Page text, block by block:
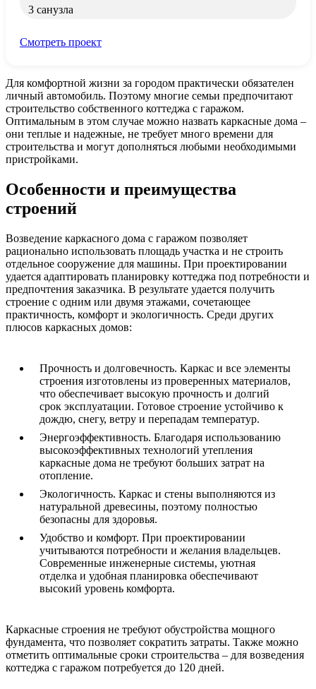
3 санузла
Смотреть проект
Для комфортной жизни за городом практически обязателен
личный автомобиль. Поэтому многие семьи предпочитают
строительство собственного коттеджа с гаражом.
Оптимальным в этом случае можно назвать каркасные дома –
они теплые и надежные, не требует много времени для
строительства и могут дополняться любыми необходимыми
пристройками.
Особенности и преимущества
строений
Возведение каркасного дома с гаражом позволяет
рационально использовать площадь участка и не строить
отдельное сооружение для машины. При проектировании
удается адаптировать планировку коттеджа под потребности и
предпочтения заказчика. В результате удается получить
строение с одним или двумя этажами, сочетающее
практичность, комфорт и экологичность. Среди других
плюсов каркасных домов:
Прочность и долговечность. Каркас и все элементы
строения изготовлены из проверенных материалов,
что обеспечивает высокую прочность и долгий
срок эксплуатации. Готовое строение устойчиво к
дождю, снегу, ветру и перепадам температур.
Энергоэффективность. Благодаря использованию
высокоэффективных технологий утепления
каркасные дома не требуют больших затрат на
отопление.
Экологичность. Каркас и стены выполняются из
натуральной древесины, поэтому полностью
безопасны для здоровья.
Удобство и комфорт. При проектировании
учитываются потребности и желания владельцев.
Современные инженерные системы, уютная
отделка и удобная планировка обеспечивают
высокий уровень комфорта.
Каркасные строения не требуют обустройства мощного
фундамента, что позволяет сократить затраты. Также можно
отметить оптимальные сроки строительства – для возведения
коттеджа с гаражом потребуется до 120 дней.